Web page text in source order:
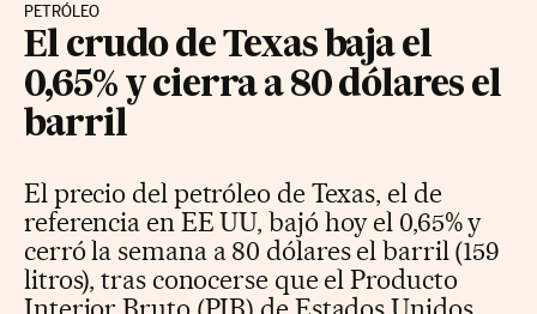
PETRÓLEO
El crudo de Texas baja el
0,65% y cierra a 80 dólares el
barril
El precio del petróleo de Texas, el de
referencia en EE UU, bajó hoy el 0,65% y
cerró la semana a 80 dólares el barril (159
litros), tras conocerse que el Producto
Interior Bruto (PIB) de Estados Unidos